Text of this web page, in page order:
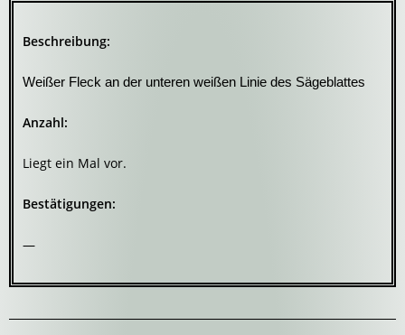
Beschreibung:
Weißer Fleck an der unteren weißen Linie des Sägeblattes
Anzahl:
Liegt ein Mal vor.
Bestätigungen:
—